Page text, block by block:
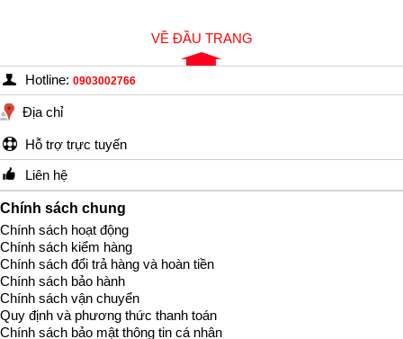
VỀ ĐẦU TRANG
Hotline: 0903002766
Địa chỉ
Hỗ trợ trực tuyến
Liên hệ
Chính sách chung
Chính sách hoạt động
Chính sách kiểm hàng
Chính sách đổi trả hàng và hoàn tiền
Chính sách bảo hành
Chính sách vận chuyển
Quy định và phương thức thanh toán
Chính sách bảo mật thông tin cá nhân